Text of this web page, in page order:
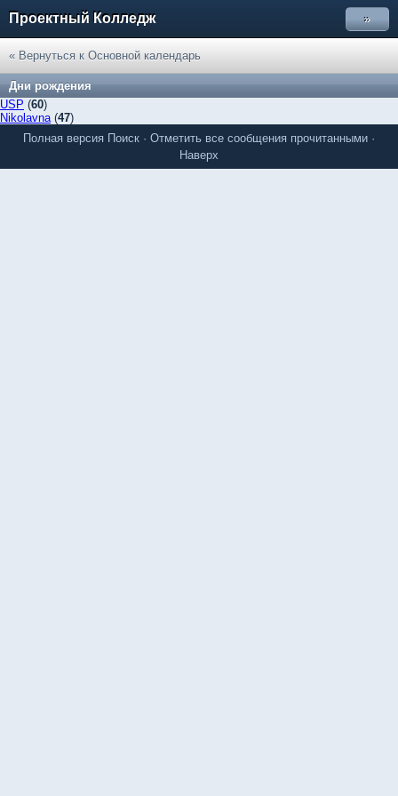
Проектный Колледж »
« Вернуться к Основной календарь
Дни рождения
USP (60)
Nikolavna(47)
Полная версия Поиск · Отметить все сообщения прочитанными ·
Наверх